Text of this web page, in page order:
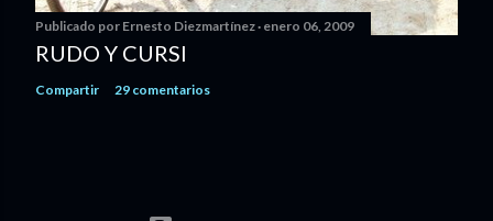
Publicado por Ernesto Diezmartínez enero 06, 2009
RUDO Y CURSI
Compartir 29 comentarios